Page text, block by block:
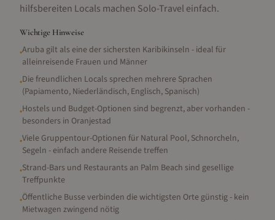
hilfsbereiten Locals machen Solo-Travel einfach.
Wichtige Hinweise
•Aruba gilt als eine der sichersten Karibikinseln - ideal für
alleinreisende Frauen und Männer
•Die freundlichen Locals sprechen mehrere Sprachen
(Papiamento, Niederländisch, Englisch, Spanisch)
•Hostels und Budget-Optionen sind begrenzt, aber vorhanden -
besonders in Oranjestad
•Viele Gruppentour-Optionen für Natural Pool, Schnorcheln,
Segeln - einfach andere Reisende treffen
•Strand-Bars und Restaurants an Palm Beach sind gesellige
Treffpunkte
•Öffentliche Busse verbinden die wichtigsten Orte günstig - kein
Mietwagen zwingend nötig